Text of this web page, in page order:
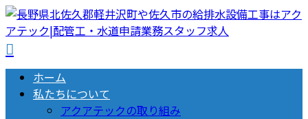
ホーム
私たちについて
アクアテックの取り組み